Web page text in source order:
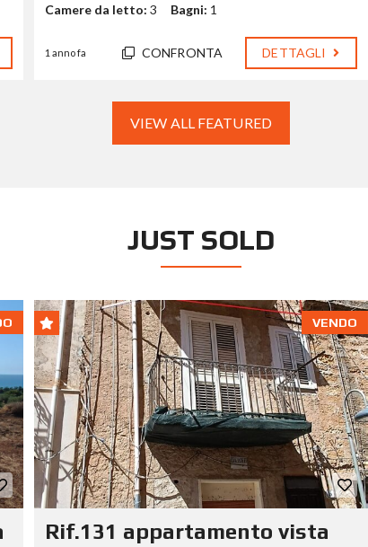
Camere da letto: 3 Bagni: 1
1 anno fa CONFRONTA DETTAGLI
VIEW ALL FEATURED
JUST SOLD
VENDO
Rif.131 appartamento vista